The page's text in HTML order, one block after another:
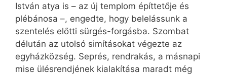
István atya is – az új templom építtetője és
plébánosa –, engedte, hogy belelássunk a
szentelés előtti sürgés-forgásba. Szombat
délután az utolsó simításokat végezte az
egyházközség. Seprés, rendrakás, a másnapi
mise ülésrendjének kialakítása maradt még